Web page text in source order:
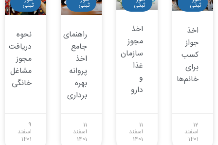
ثبتی
اخذ
جواز
کسب
برای
خانم‌ها
12
اسفند
1401
ثبتی
اخذ
مجوز
سازمان
غذا
و
دارو
11
اسفند
1401
ثبتی
راهنمای
جامع
اخذ
پروانه
بهره
برداری
11
اسفند
1401
ثبتی
نحوه
دریافت
مجوز
مشاغل
خانگی
9
اسفند
1401